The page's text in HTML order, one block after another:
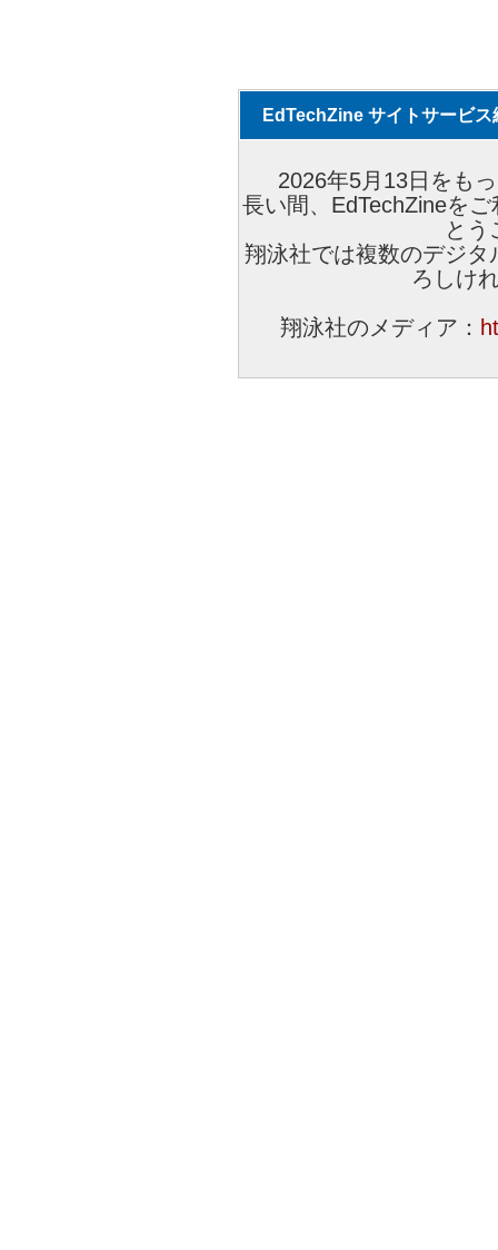
EdTechZine サイトサービス
2026年5月13日をも
長い間、EdTechZineを
とう
翔泳社では複数のデジ
ろしけ
翔泳社のメディア：